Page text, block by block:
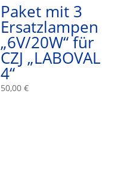
Paket mit 3
Ersatzlampen
„6V/20W“ für
CZJ „LABOVAL
4“
50,00€